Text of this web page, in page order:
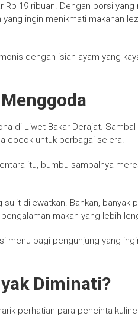
19 ribuan. Dengan porsi yang
ingin menikmati makanan
dengan isian ayam yang
di Liwet Bakar Derajat. Sambal
cocok untuk berbagai selera.
itu, bumbu sambalnya
dilewatkan. Bahkan, banyak
makan yang lebih
menu bagi pengunjung yang
Diminati?
perhatian para pencinta